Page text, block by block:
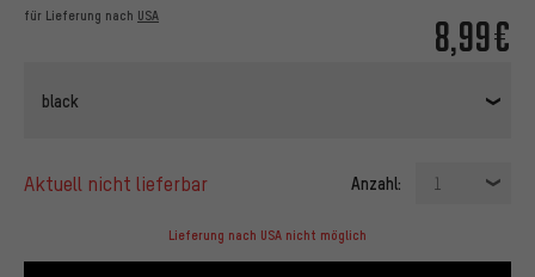
8,99€
für Lieferung nach USA
black
aktuell nicht lieferbar Anzahl: 1
Lieferung nach USA nicht möglich